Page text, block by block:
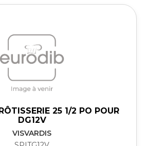
25 1/2 PO POUR
DG12V
VISVARDIS